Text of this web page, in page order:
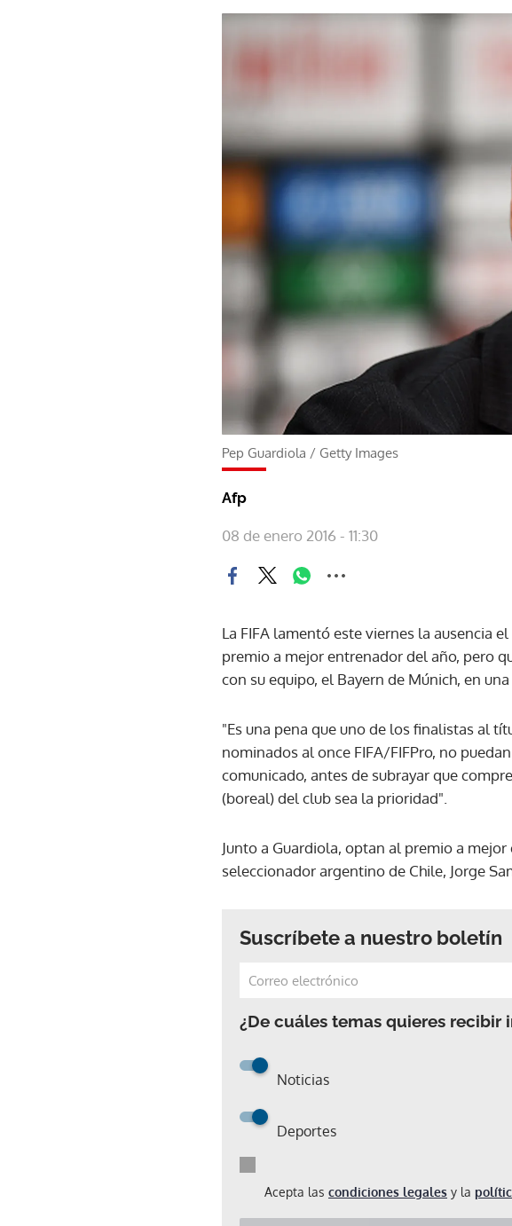
Pep Guardiola / Getty Images
Afp
08 de enero 2016 - 11:30
La FIFA lamentó este viernes la ausencia
premio a mejor entrenador del año, pero
con su equipo, el Bayern de Múnich, en
"Es una pena que uno de los finalistas al
nominados al once FIFA/FIFPro, no
comunicado, antes de subrayar que
(boreal) del club sea la prioridad".
Junto a Guardiola, optan al premio a
seleccionador argentino de Chile, Jorge
Suscríbete a nuestro boletín
¿De cuáles temas quieres recibir
Noticias
Deportes
Acepta las condiciones legales y la